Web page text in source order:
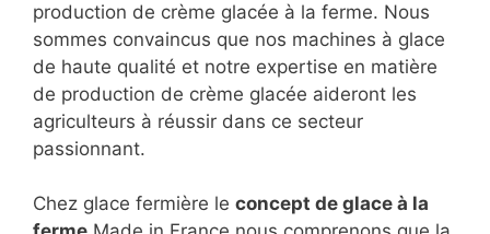
production de crème glacée à la ferme. Nous
sommes convaincus que nos machines à glace
de haute qualité et notre expertise en matière
de production de crème glacée aideront les
agriculteurs à réussir dans ce secteur
passionnant.
Chez glace fermière le concept de glace à la